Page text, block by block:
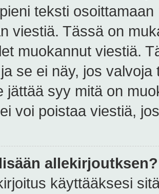
teksti
viestiä. Tässä on
muokannut viestiä.
se ei näy, jos
jättää syy mitä on
voi poistaa viestiä,
allekirjoutksen?
käyttääksesi